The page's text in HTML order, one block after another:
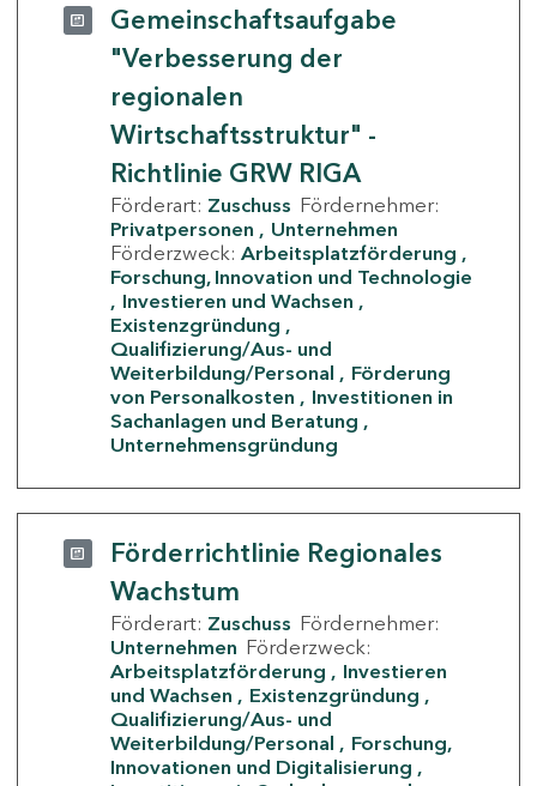
Gemeinschaftsaufgabe
"Verbesserung der
regionalen
Wirtschaftsstruktur" -
Richtlinie GRW RIGA
Förderart: Zuschuss Fördernehmer:
Privatpersonen
Unternehmen
Förderzweck: Arbeitsplatzförderung
Forschung, Innovation und Technologie
Investieren und Wachsen
Existenzgründung
Qualifizierung/Aus- und
Weiterbildung/Personal
Förderung
von Personalkosten
Investitionen in
Sachanlagen und Beratung
Unternehmensgründung
Förderrichtlinie Regionales
Wachstum
Förderart: Zuschuss Fördernehmer:
Unternehmen Förderzweck:
Arbeitsplatzförderung
Investieren
und Wachsen
Existenzgründung
Qualifizierung/Aus- und
Weiterbildung/Personal
Forschung,
Innovationen und Digitalisierung